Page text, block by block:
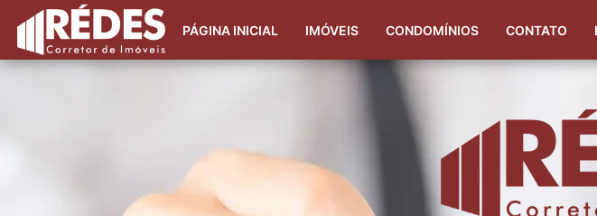
(51) 99323-
PÁGINA INICIAL IMÓVEIS CONDOMÍNIOS CONTATO